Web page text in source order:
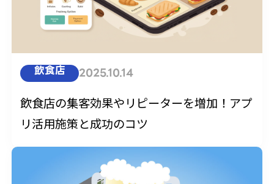
飲食店 2025.10.14
飲食店の集客効果やリピーターを増加！アプ
リ活用施策と成功のコツ